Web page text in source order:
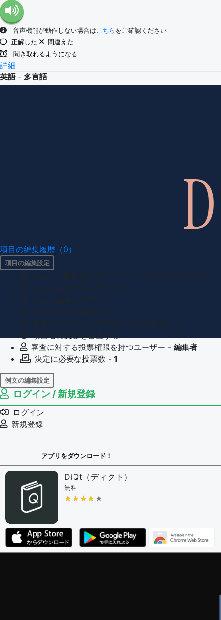
音声機能が動作しない場合はこちら をご確認ください
正解した
間違えた
聞き取れるようになる
詳細
英語 - 多言語
項目の編集履歴（0）
項目の編集設定
審査に対する投票権限を持つユーザー - 編集者
決定に必要な投票数 - 1
例文の編集設定
例文の編集権限を持つユーザー -
例文の削除を審査する
審査に対する投票権限を持つユーザー -
決定に必要な投票数 -
問題の編集権限を持つユーザー -すべてのユーザー
審査に対する投票権限を持つユーザー -
決定に必要な投票数 -
編集ガイドライン
ログイン / 新規登録
ログイン
新規登録
アプリをダウンロード！
DiQt（ディクト）
無料
★★★★★
★★★★★